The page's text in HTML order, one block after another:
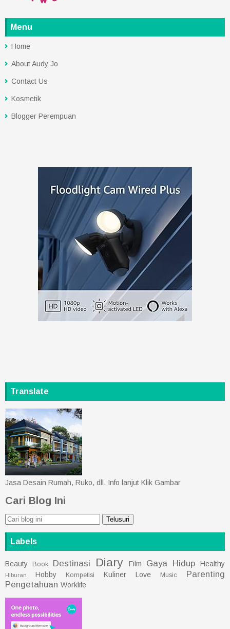
Menu
Home
About Audy Jo
Contact Us
Kosmetik
Blogger Perempuan
Translate
Jasa Desain Rumah, Ruko, dll. Info lanjut Klik Gambar
Cari Blog Ini
Labels
Beauty Book Destinasi Diary Film Gaya Hidup Healthy
Hiburan Hobby Kompetisi Kuliner Love Music
Parenting
Pengetahuan Worklife